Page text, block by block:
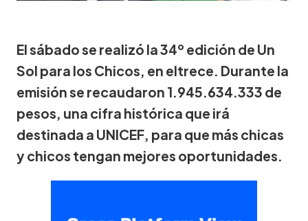
El sábado se realizó la 34º edición de Un
Sol para los Chicos, en eltrece. Durante la
emisión se recaudaron 1.945.634.333 de
pesos, una cifra histórica que irá
destinada a UNICEF, para que más chicas
y chicos tengan mejores oportunidades.